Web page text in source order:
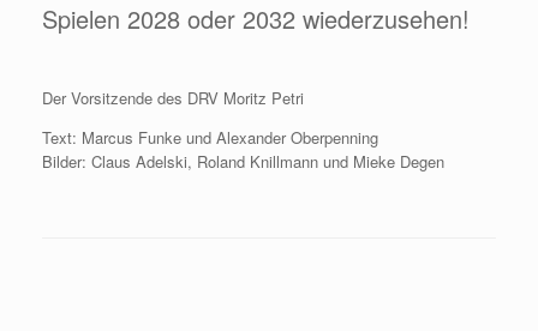
Spielen 2028 oder 2032 wiederzusehen!
Der Vorsitzende des DRV Moritz Petri
Text: Marcus Funke und Alexander Oberpenning
Bilder: Claus Adelski, Roland Knillmann und Mieke Degen